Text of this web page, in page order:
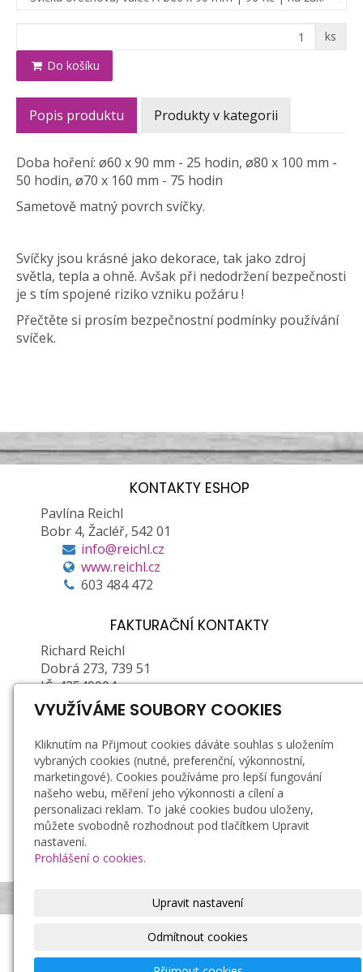
ks
Do košíku
Popis produktu Produkty v kategorii
Doba hoření: ø60 x 90 mm - 25 hodin, ø80 x 100 mm -
50 hodin, ø70 x 160 mm - 75 hodin
Sametově matný povrch svíčky.
Svíčky jsou krásné jako dekorace, tak jako zdroj
světla, tepla a ohně. Avšak při nedodržení bezpečnosti
je s tím spojené riziko vzniku požáru !
Přečtěte si prosím bezpečnostní podmínky používání
svíček.
KONTAKTY ESHOP
Pavlína Reichl
Bobr 4, Žacléř, 542 01
info@reichl.cz
www.reichl.cz
603 484 472
FAKTURAČNÍ KONTAKTY
Richard Reichl
Dobrá 273, 739 51
IČ: 43549004
DIČ: CZ6603261907 (plátce DPH)
Zapsán u Obecního ŽÚ MÚ ve Frýdku-Místku, č.
j.: 01/2/21878P/36623/5, e. č.: 380202-71376-00
Doprava a platba
Záruka a reklamace
Obchodní podmínky
Zásady zpracování osobních údajů
Bezpečnostní podmínky používání svíček
VYUŽÍVÁME SOUBORY COOKIES
Kliknutím na Přijmout cookies dáváte souhlas s uložením
vybraných cookies (nutné, preferenční, výkonnostní,
marketingové). Cookies používáme pro lepší fungování
našeho webu, měření jeho výkonnosti a cílení a
personalizaci reklam. To jaké cookies budou uloženy,
můžete svobodně rozhodnout pod tlačítkem Upravit
nastavení.
Prohlášení o cookies.
Upravit nastavení
Odmítnout cookies
Richard Reichl, ruční výroba svíček© 2021
Compel s.r.o.© 2021Mapa webu